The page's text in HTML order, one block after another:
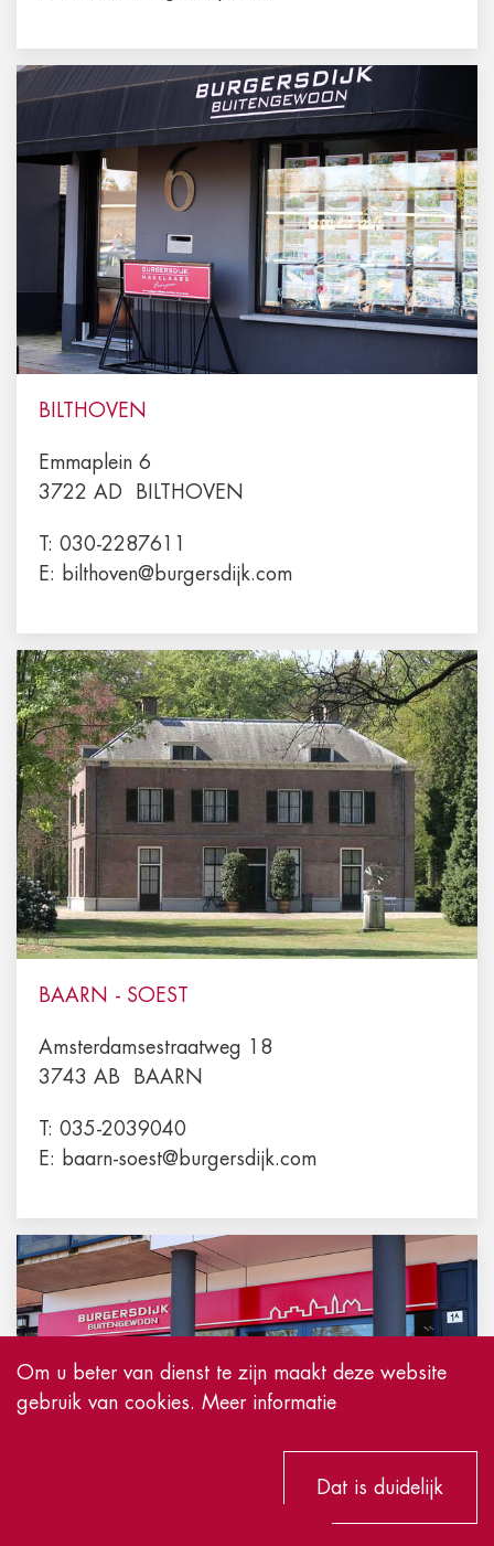
BILTHOVEN
Emmaplein 6
3722 AD
BILTHOVEN
T: 030-2287611
E:
bilthoven@burgersdijk.com
BAARN - SOEST
Amsterdamsestraatweg 18
3743 AB
BAARN
T: 035-2039040
E:
baarn-soest@burgersdijk.com
Om u beter van dienst te zijn maakt deze website
gebruik van cookies. Meer informatie
Dat is duidelijk